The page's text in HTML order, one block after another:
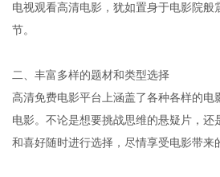
电视观看高清电影，犹如置身于电影院
节。
二、丰富多样的题材和类型选择
高清免费电影平台上涵盖了各种各样的
电影。不论是想要挑战思维的悬疑片，
和喜好随时进行选择，尽情享受电影带来